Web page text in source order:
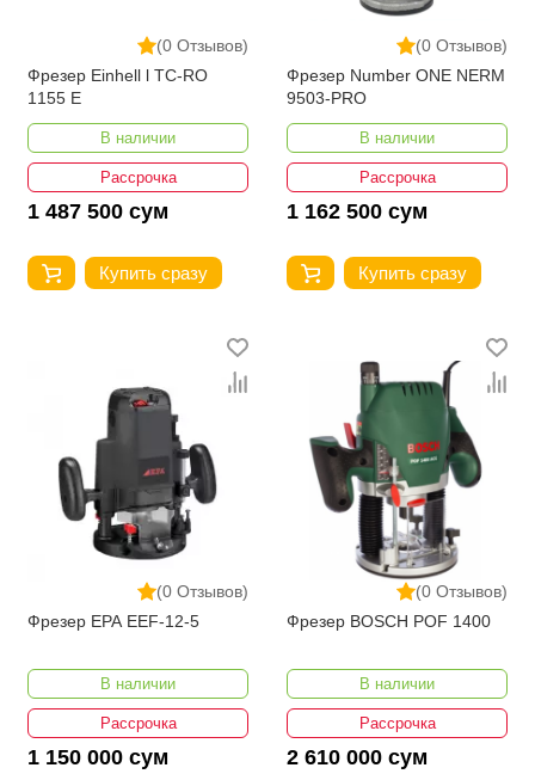
(0 Отзывов)
Фрезер Einhell l TC-RO
1155 E
В наличии
Рассрочка
1 487 500 сум
Купить сразу
(0 Отзывов)
Фрезер Number ONE NERM
9503-PRO
В наличии
Рассрочка
1 162 500 сум
Купить сразу
(0 Отзывов)
Фрезер EPA EEF-12-5
В наличии
Рассрочка
1 150 000 сум
(0 Отзывов)
Фрезер BOSCH POF 1400
В наличии
Рассрочка
2 610 000 сум